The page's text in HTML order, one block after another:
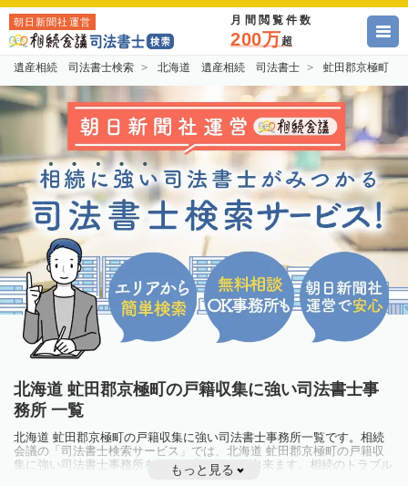
朝日新聞社運営 月間閲覧件数
200万超
遺産相続 司法書士検索 北海道 遺産相続 司法書士 虻田郡京極町
北海道 虻田郡京極町の戸籍収集に強い司法書士事
務所 一覧
北海道 虻田郡京極町の戸籍収集に強い司法書士事務所一覧です。相続
会議の「司法書士検索サービス」では、北海道 虻田郡京極町の戸籍収
集に強い司法書士事務所を一覧で見ることが出来ます。相続のトラブル
やお悩みを抱えている方は一度近隣の司法書士に相談してみましょう。
もっと見る